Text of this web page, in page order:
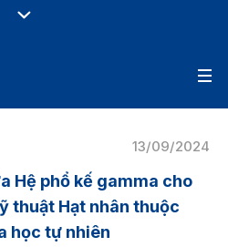
13/09/2024
Hệ phổ kế gamma cho
thuật Hạt nhân thuộc
học tự nhiên